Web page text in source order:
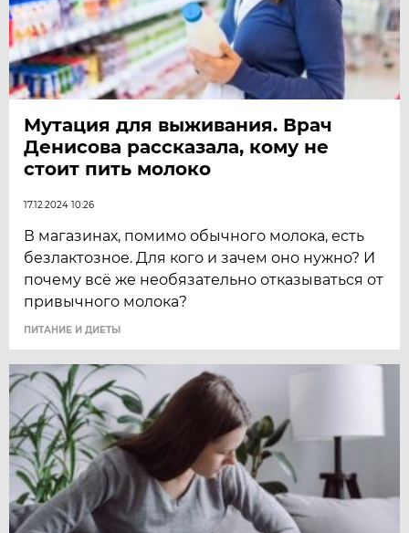
Мутация для выживания. Врач
Денисова рассказала, кому не
стоит пить молоко
17.12.2024 10:26
В магазинах, помимо обычного молока, есть
безлактозное. Для кого и зачем оно нужно? И
почему всё же необязательно отказываться от
привычного молока?
ПИТАНИЕ И ДИЕТЫ